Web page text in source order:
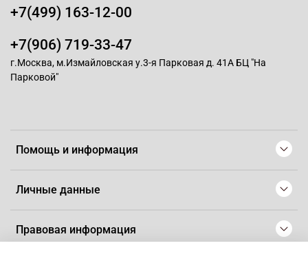
Помощь и информация
Личные данные
Правовая информация
+7(499) 163-12-00
+7(906) 719-33-47
г.Москва, м.Измайловская у.3-я Парковая д. 41А БЦ "На
Парковой"